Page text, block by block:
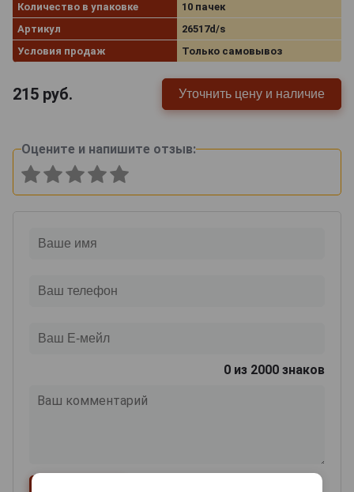
Количество в упаковке
10 пачек
Артикул
26517d/s
Условия продаж
Только самовывоз
215 руб. Уточнить цену и наличие
Оцените и напишите отзыв:
0 из 2000 знаков